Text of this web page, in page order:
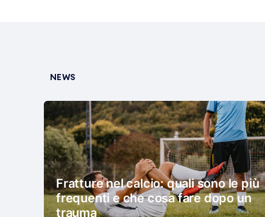
NEWS
Fratture nel calcio: quali sono le più
frequenti e che cosa fare dopo un
trauma